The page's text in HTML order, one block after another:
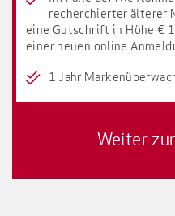
recherchierter älterer
eine Gutschrift in Höhe €
einer neuen online
1 Jahr